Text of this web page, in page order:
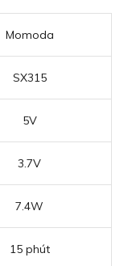
Momoda
SX315
5V
3.7V
7.4W
15 phút